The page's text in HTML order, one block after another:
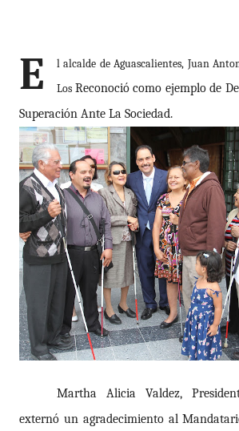
E
l alcalde de Aguascalientes, Juan
Los Reconoció como ejemplo de
Superación Ante La Sociedad.
Martha Alicia Valdez,
externó un agradecimiento al